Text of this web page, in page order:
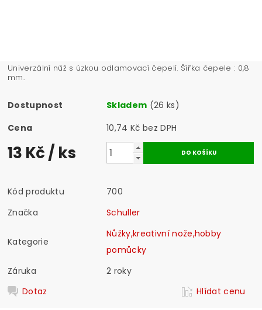
Univerzální nůž s úzkou odlamovací čepelí. Šířka čepele : 0,8
mm.
Dostupnost Skladem (26 ks)
Cena
10,74 Kč bez DPH
13 Kč/ ks
Kód produktu
700
Značka
Schuller
Kategorie
Nůžky,kreativní nože,hobby
pomůcky
Záruka
2 roky
Dotaz
Hlídat cenu